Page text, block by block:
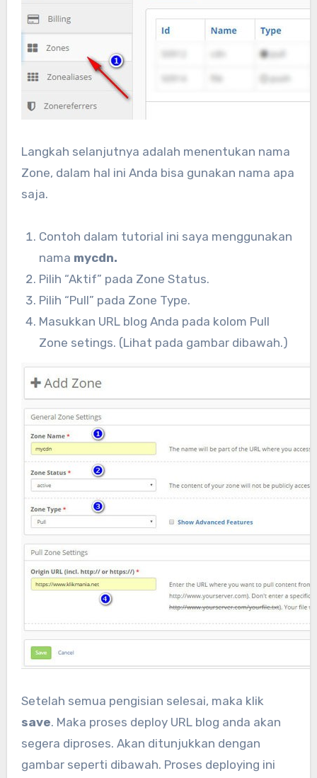
Langkah selanjutnya adalah menentukan nama
Zone, dalam hal ini Anda bisa gunakan nama apa
saja.
Contoh dalam tutorial ini saya menggunakan
nama mycdn.
Pilih “Aktif” pada Zone Status.
Pilih “Pull” pada Zone Type.
Masukkan URL blog Anda pada kolom Pull
Zone setings. (Lihat pada gambar dibawah.)
Setelah semua pengisian selesai, maka klik
save. Maka proses deploy URL blog anda akan
segera diproses. Akan ditunjukkan dengan
gambar seperti dibawah. Proses deploying ini